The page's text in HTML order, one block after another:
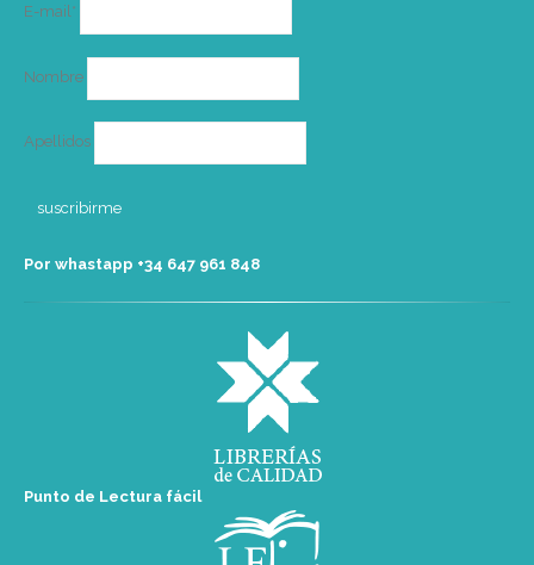
E-mail*
Nombre
Apellidos
Por whastapp +34 ‭647 961 848‬
Punto de Lectura fácil